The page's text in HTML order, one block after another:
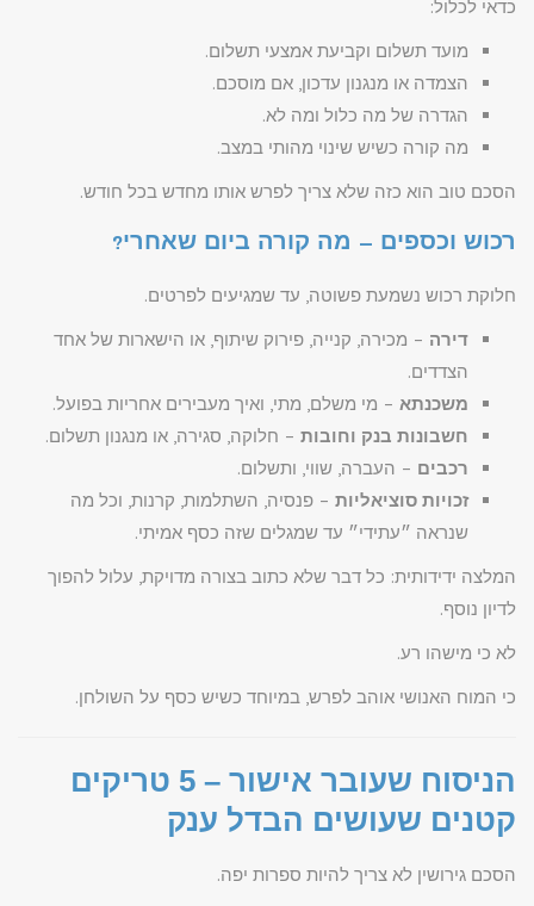
כדאי לכלול:
מועד תשלום וקביעת אמצעי תשלום.
הצמדה או מנגנון עדכון, אם מוסכם.
הגדרה של מה כלול ומה לא.
מה קורה כשיש שינוי מהותי במצב.
הסכם טוב הוא כזה שלא צריך לפרש אותו מחדש בכל חודש.
רכוש וכספים – מה קורה ביום שאחרי?
חלוקת רכוש נשמעת פשוטה, עד שמגיעים לפרטים.
דירה – מכירה, קנייה, פירוק שיתוף, או הישארות של אחד
הצדדים.
משכנתא – מי משלם, מתי, ואיך מעבירים אחריות בפועל.
חשבונות בנק וחובות – חלוקה, סגירה, או מנגנון תשלום.
רכבים – העברה, שווי, ותשלום.
זכויות סוציאליות – פנסיה, השתלמות, קרנות, וכל מה
שנראה ״עתידי״ עד שמגלים שזה כסף אמיתי.
המלצה ידידותית: כל דבר שלא כתוב בצורה מדויקת, עלול להפוך
לדיון נוסף.
לא כי מישהו רע.
כי המוח האנושי אוהב לפרש, במיוחד כשיש כסף על השולחן.
הניסוח שעובר אישור – 5 טריקים
קטנים שעושים הבדל ענק
הסכם גירושין לא צריך להיות ספרות יפה.